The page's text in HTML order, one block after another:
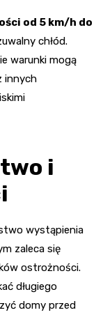
od 5 km/h do
chłód.
warunki mogą
innych
i
wystąpienia
zaleca się
ostrożności.
długiego
domy przed